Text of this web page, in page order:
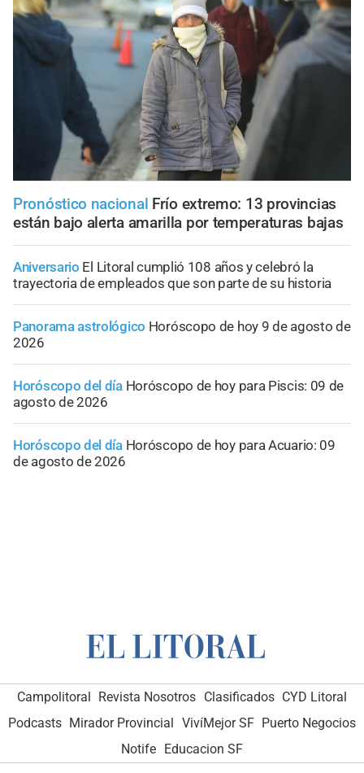
Pronóstico nacional Frío extremo: 13 provincias
están bajo alerta amarilla por temperaturas bajas
Aniversario El Litoral cumplió 108 años y celebró la
trayectoria de empleados que son parte de su historia
Panorama astrológico Horóscopo de hoy 9 de agosto de
2026
Horóscopo del día Horóscopo de hoy para Piscis: 09 de
agosto de 2026
Horóscopo del día Horóscopo de hoy para Acuario: 09
de agosto de 2026
Campolitoral Revista Nosotros Clasificados CYD Litoral
Podcasts Mirador Provincial VivíMejor SF Puerto Negocios
Notife
Educacion SF